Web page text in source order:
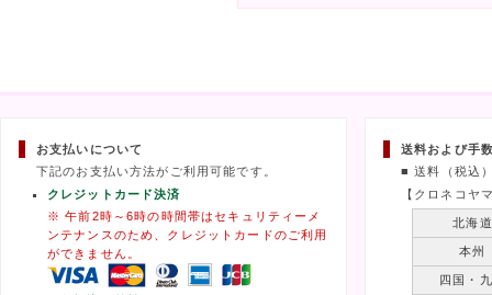
お支払いについて
下記のお支払い方法がご利用可能です。
クレジットカード決済
※ 午前2時～6時の時間帯はセキュリティーメ
ンテナンスのため、クレジットカードのご利用
ができません。
送料および手
■ 送料（税込
【クロネコヤ
北海道
本州
四国・